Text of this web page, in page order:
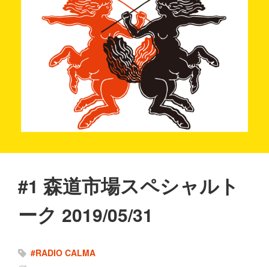
#1 森道市場スペシャルト
ーク 2019/05/31
#RADIO CALMA